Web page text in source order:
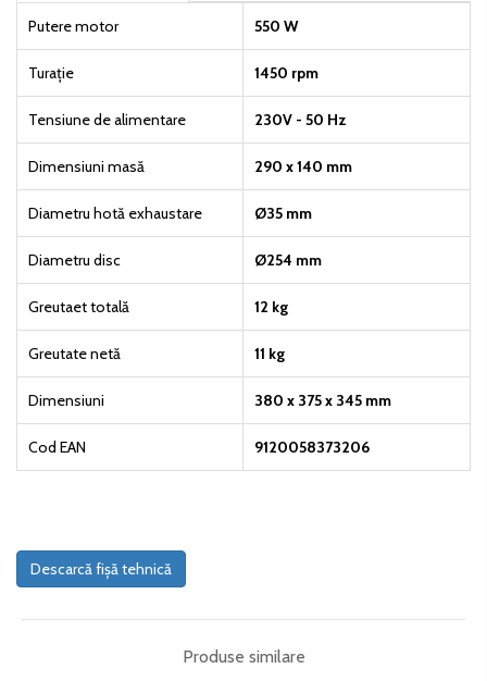
Putere motor 550 W
Turație 1450 rpm
Tensiune de alimentare 230V - 50 Hz
Dimensiuni masă 290 x 140 mm
Diametru hotă exhaustare Ø35 mm
Diametru disc Ø254 mm
Greutaet totală 12 kg
Greutate netă 11 kg
Dimensiuni 380 x 375 x 345 mm
Cod EAN 9120058373206
Descarcă fișă tehnică
Produse similare